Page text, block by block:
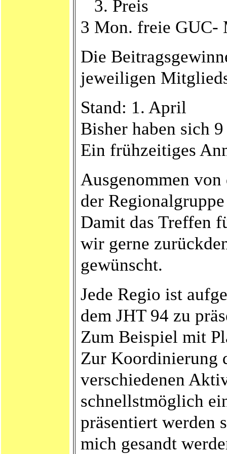
3. Preis
3 Mon. freie GUC-
Die
jeweiligen
Stand: 1. April
Bisher haben sich
Ein frühzeitiges
Ausgenommen
der
Damit das Treffen
wir gerne
gewünscht.
Jede Regio ist
dem JHT 94 zu
Zum Beispiel mit
Zur Koordinierung
verschiedenen
schnellstmöglich
präsentiert werden
mich gesandt